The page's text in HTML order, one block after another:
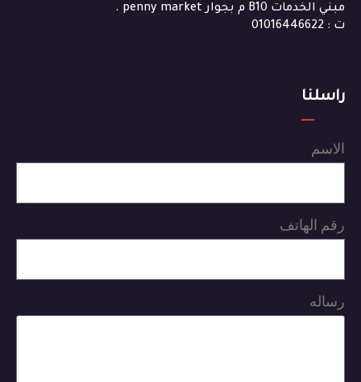
مبني الخدمات B10 م بجوار penny market .
ت : 01016446622
راسلنا
الاسم
رقم الهاتف
رساله